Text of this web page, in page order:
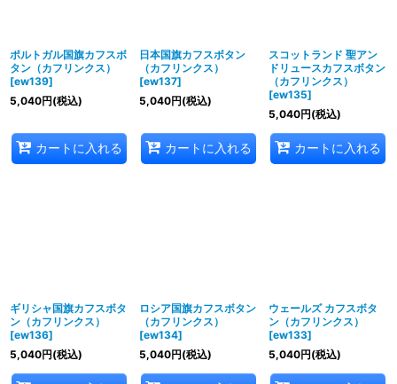
ポルトガル国旗カフスボ
タン（カフリンクス）
[ew139]
5,040円(税込)
カートに入れる
日本国旗カフスボタン
（カフリンクス）
[ew137]
5,040円(税込)
カートに入れる
スコットランド 聖アン
ドリュースカフスボタン
（カフリンクス）
[ew135]
5,040円(税込)
カートに入れる
ギリシャ国旗カフスボタ
ン（カフリンクス）
[ew136]
5,040円(税込)
ロシア国旗カフスボタン
（カフリンクス）
[ew134]
5,040円(税込)
ウェールズ カフスボタ
ン（カフリンクス）
[ew133]
5,040円(税込)